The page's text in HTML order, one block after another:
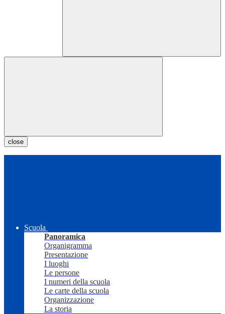
close
Scuola
Panoramica
Organigramma
Presentazione
I luoghi
Le persone
I numeri della scuola
Le carte della scuola
Organizzazione
La storia